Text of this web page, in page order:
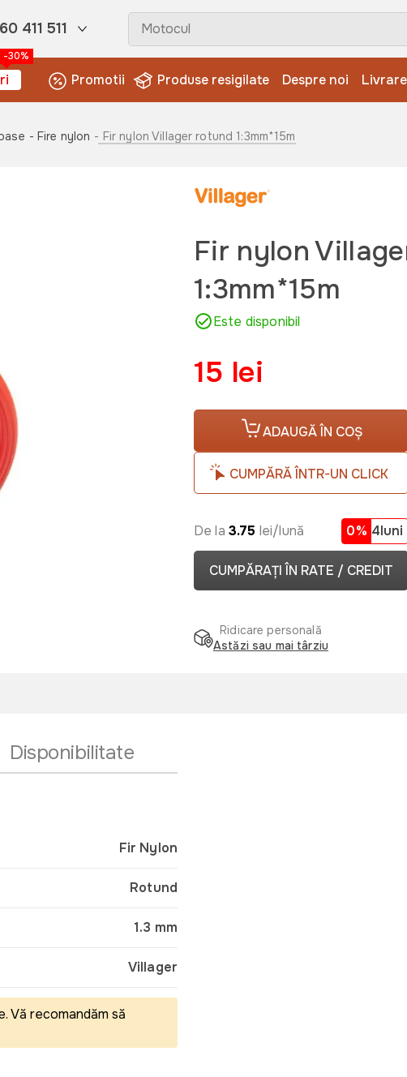
411 511
-30%
Promotii Produse resigilate Despre noi
- Fire nylon - Fir nylon Villager rotund 1:3mm*15m
Fir nylon
1:3mm*15m
Este disponibil
15 lei
ADAUGĂ ÎN COȘ
CUMPĂRĂ ÎNTR-UN CLICK
De la 3.75 lei/lună 0% 4luni
CUMPĂRAȚI ÎN RATE / CREDIT
Ridicare personală
Astăzi sau mai târziu
Disponibilitate
Fir Nylon
Rotund
1.3 mm
Villager
Vă recomandăm să